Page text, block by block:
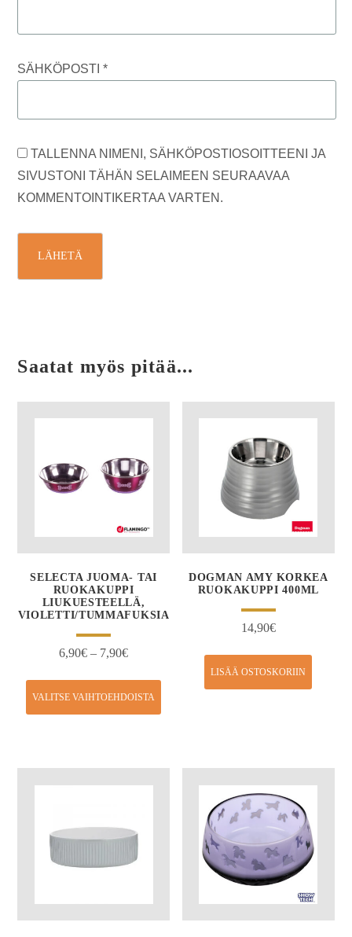
SÄHKÖPOSTI*
TALLENNA NIMENI, SÄHKÖPOSTIOSOITTEENI JA
SIVUSTONI TÄHÄN SELAIMEEN SEURAAVAA
KOMMENTOINTIKERTAA VARTEN.
Saatat myös pitää...
SELECTA JUOMA- TAI
RUOKAKUPPI
LIUKUESTEELLÄ,
VIOLETTI/TUMMAFUKSIA
6,90€ – 7,90€
VALITSE VAIHTOEHDOISTA
DOGMAN AMY KORKEA
RUOKAKUPPI 400ML
14,90€
LISÄÄ OSTOSKORIIN